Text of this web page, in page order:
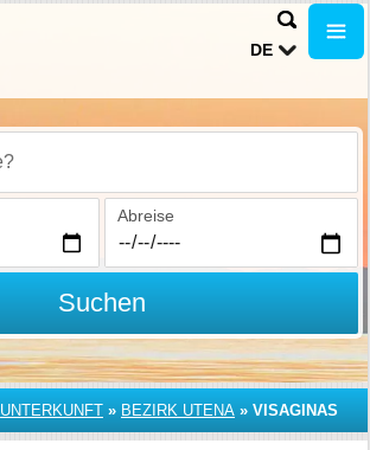
DE
Abreise
Suchen
UNTERKUNFT » BEZIRK UTENA » VISAGINAS